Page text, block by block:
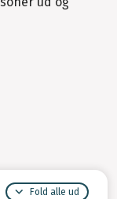
Fold alle ud